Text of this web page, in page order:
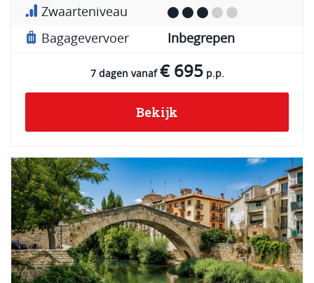
Zwaarteniveau
Bagagevervoer Inbegrepen
7 dagen vanaf € 695p.p.
Bekijk